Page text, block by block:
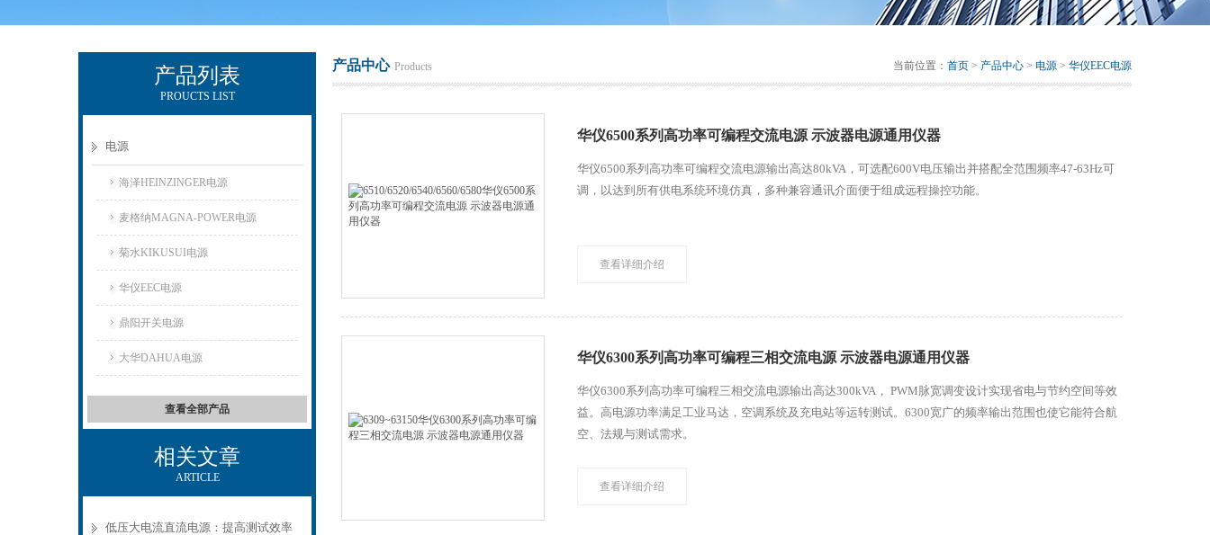
产品列表
PROUCTS LIST
电源
海泽HEINZINGER电源
麦格纳MAGNA-POWER电源
菊水KIKUSUI电源
华仪EEC电源
鼎阳开关电源
大华DAHUA电源
查看全部产品
相关文章
ARTICLE
低压大电流直流电源：提高测试效率
产品中心 Products 当前位置： 首页 > 产品中心 > 电源 > 华仪EEC电源
华仪6500系列高功率可编程交流电源 示波器电源通用仪器
华仪6500系列高功率可编程交流电源输出高达80kVA，可选配600V电压输出并搭配全范围频率47-63Hz可
调，以达到所有供电系统环境仿真，多种兼容通讯介面便于组成远程操控功能。
查看详细介绍
华仪6300系列高功率可编程三相交流电源 示波器电源通用仪器
华仪6300系列高功率可编程三相交流电源输出高达300kVA， PWM脉宽调变设计实现省电与节约空间等效
益。高电源功率满足工业马达，空调系统及充电站等运转测试。6300宽广的频率输出范围也使它能符合航
空、法规与测试需求。
查看详细介绍